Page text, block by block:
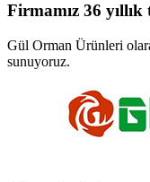
Firmamız 36
Gül Orman Ürünleri
sunuyoruz.